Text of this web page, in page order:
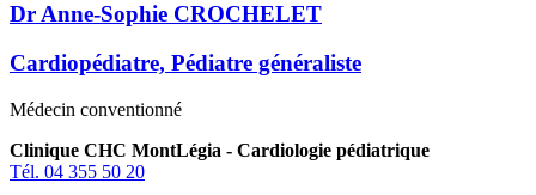
Dr Anne-Sophie CROCHELET
Cardiopédiatre, Pédiatre généraliste
Médecin conventionné
Clinique CHC MontLégia - Cardiologie pédiatrique
Tél. 04 355 50 20